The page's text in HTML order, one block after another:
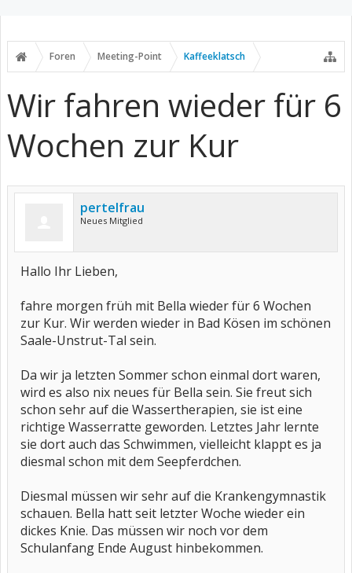
Foren Meeting-Point Kaffeeklatsch
Wir fahren wieder für 6
Wochen zur Kur
pertelfrau
Neues Mitglied
Hallo Ihr Lieben,
fahre morgen früh mit Bella wieder für 6 Wochen
zur Kur. Wir werden wieder in Bad Kösen im schönen
Saale-Unstrut-Tal sein.
Da wir ja letzten Sommer schon einmal dort waren,
wird es also nix neues für Bella sein. Sie freut sich
schon sehr auf die Wassertherapien, sie ist eine
richtige Wasserratte geworden. Letztes Jahr lernte
sie dort auch das Schwimmen, vielleicht klappt es ja
diesmal schon mit dem Seepferdchen.
Diesmal müssen wir sehr auf die Krankengymnastik
schauen. Bella hatt seit letzter Woche wieder ein
dickes Knie. Das müssen wir noch vor dem
Schulanfang Ende August hinbekommen.